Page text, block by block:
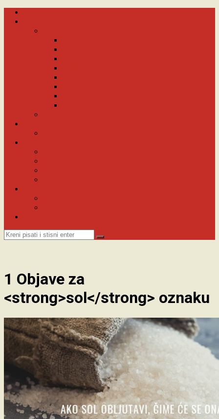
sagud.xyz
1 Objave za
<strong>sol</strong> oznaku